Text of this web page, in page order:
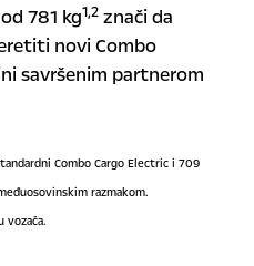
781 kg1,2znači da
novi Combo
savršenim partnerom
Combo Cargo Electric i 709
razmakom.
vozača.